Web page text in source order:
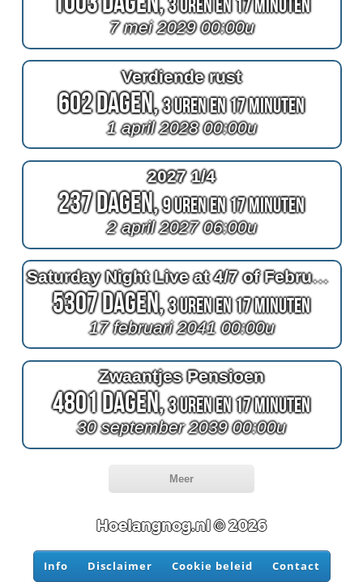
3 Uren en 17 Minuten
7 mei 2029 00:00u
Verdiende rust
602 Dagen,3 Uren en 17 Minuten
1 april 2028 00:00u
2027 1/4
237 Dagen,9 Uren en 17 Minuten
2 april 2027 06:00u
Saturday Night Live at 4/7 of February
5307 Dagen,3 Uren en 17 Minuten
17 februari 2041 00:00u
Zwaantjes Pensioen
4801 Dagen,3 Uren en 17 Minuten
30 september 2039 00:00u
Meer
Hoelangnog.nl © 2026
Info Disclaimer Cookie beleid Contact